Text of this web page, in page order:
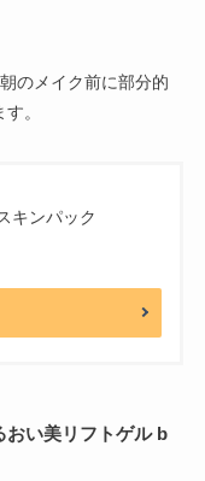
のメイク前に部分的
。
キンパック
おい美リフトゲル b